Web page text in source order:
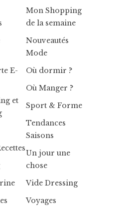
E-
et
Mon Shopping
de la semaine
Nouveautés
Mode
Où dormir ?
Où Manger ?
Sport & Forme
Tendances
Saisons
Un jour une
chose
Vide Dressing
Voyages